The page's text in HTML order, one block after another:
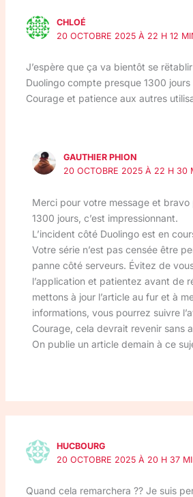
CHLOÉ
20 OCTOBRE 2025 À 22 H 12
J’espère que ça va bientôt se
Duolingo compte presque 1300 jours
Courage et patience aux autres
GAUTHIER PHION
20 OCTOBRE 2025 À 22 H 30
Merci pour votre message et
1300 jours, c’est impressionnant.
L’incident côté Duolingo est en
Votre série n’est pas censée être
panne côté serveurs. Évitez de
l’application et patientez avant de
mettons à jour l’article au fur et à
informations, vous pourrez suivre
Courage, cela devrait revenir sans
On publie un article demain à ce
HUCBOURG
20 OCTOBRE 2025 À 20 H 37
Quand cela remarchera ?? Je suis